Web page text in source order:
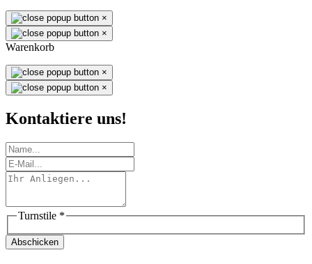
×
×
Warenkorb
×
×
Kontaktiere uns!
Turnstile *
Abschicken